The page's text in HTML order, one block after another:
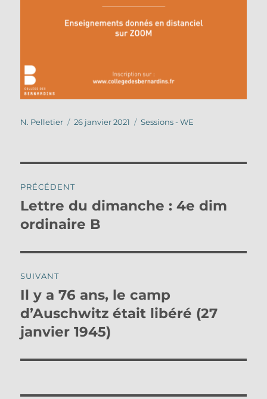
Auteur
N. Pelletier
Publié
26 janvier 2021 Catégories
Sessions - WE
de
l’article
PRÉCÉDENT
Publication
précédente :
Lettre du dimanche : 4e dim
ordinaire B
SUIVANT
Publication
suivante :
Il y a 76 ans, le camp
d’Auschwitz était libéré (27
janvier 1945)